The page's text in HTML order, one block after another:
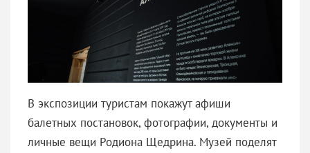
В экспозиции туристам покажут афиши
балетных постановок, фотографии, документы и
личные вещи Родиона Щедрина. Музей поделят